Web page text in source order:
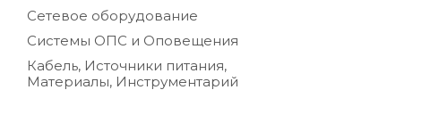
Сетевое оборудование
Системы ОПС и Оповещения
Кабель, Источники питания,
Материалы, Инструментарий